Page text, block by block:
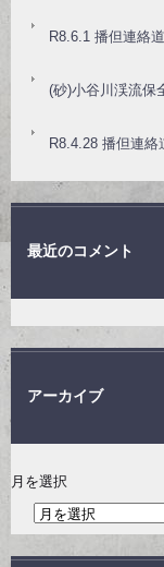
R8.6.1 播但連絡
(砂)小谷川渓流保
R8.4.28 播但連絡
最近のコメント
アーカイブ
月を選択